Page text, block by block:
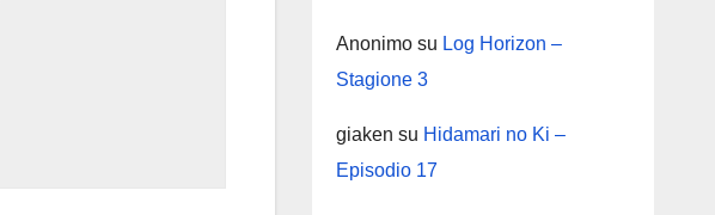
Anonimosu Log Horizon –
Stagione 3
giaken su Hidamari no Ki –
Episodio 17